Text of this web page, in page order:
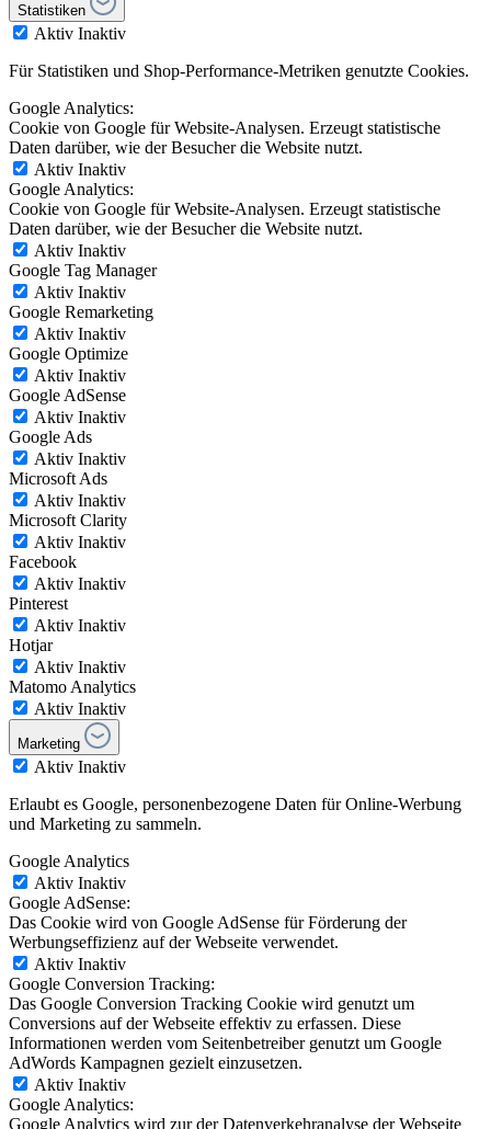
Statistiken
Aktiv Inaktiv
Für Statistiken und Shop-Performance-Metriken genutzte Cookies.
Google Analytics:
Cookie von Google für Website-Analysen. Erzeugt statistische
Daten darüber, wie der Besucher die Website nutzt.
Aktiv Inaktiv
Google Analytics:
Cookie von Google für Website-Analysen. Erzeugt statistische
Daten darüber, wie der Besucher die Website nutzt.
Aktiv Inaktiv
Google Tag Manager
Aktiv Inaktiv
Google Remarketing
Aktiv Inaktiv
Google Optimize
Aktiv Inaktiv
Google AdSense
Aktiv Inaktiv
Google Ads
Aktiv Inaktiv
Microsoft Ads
Aktiv Inaktiv
Microsoft Clarity
Aktiv Inaktiv
Facebook
Aktiv Inaktiv
Pinterest
Aktiv Inaktiv
Hotjar
Aktiv Inaktiv
Matomo Analytics
Aktiv Inaktiv
Marketing
Aktiv Inaktiv
Erlaubt es Google, personenbezogene Daten für Online-Werbung
und Marketing zu sammeln.
Google Analytics
Aktiv Inaktiv
Google AdSense:
Das Cookie wird von Google AdSense für Förderung der
Werbungseffizienz auf der Webseite verwendet.
Aktiv Inaktiv
Google Conversion Tracking:
Das Google Conversion Tracking Cookie wird genutzt um
Conversions auf der Webseite effektiv zu erfassen. Diese
Informationen werden vom Seitenbetreiber genutzt um Google
AdWords Kampagnen gezielt einzusetzen.
Aktiv Inaktiv
Google Analytics:
Google Analytics wird zur der Datenverkehranalyse der Webseite